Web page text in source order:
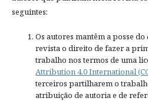
seguintes:
Os autores mantêm a posse do
revista o direito de fazer a
trabalho nos termos de uma
Attribution 4.0 International
terceiros partilharem o
atribuição de autoria e de